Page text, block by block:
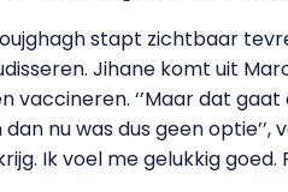
stapt zichtbaar
Jihane komt uit
‘’Maar dat
nu was dus geen
Ik voel me gelukkig goed.